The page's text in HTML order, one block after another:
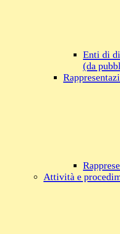
Enti di
(da
Attività e